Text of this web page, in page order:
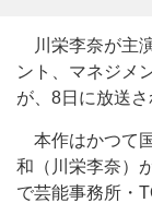
川栄李奈が主
ント、マネジメ
が、8日に放送
本作はかつて
和（川栄李奈）
で芸能事務所・